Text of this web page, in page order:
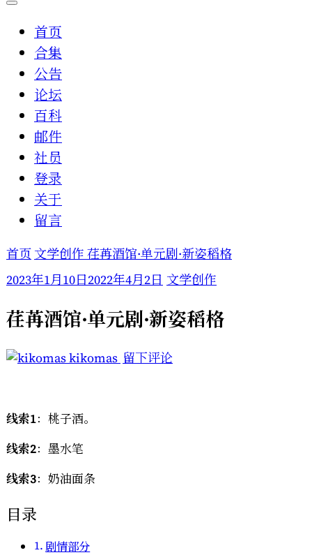
首页
合集
公告
论坛
百科
邮件
社员
登录
关于
留言
首页 文学创作 荏苒酒馆·单元剧·新姿稻格
2023年1月10日2022年4月2日 文学创作
荏苒酒馆·单元剧·新姿稻格
kikomas 于
留下评论
线索1：桃子酒。
线索2：墨水笔
线索3：奶油面条
目录
剧情部分